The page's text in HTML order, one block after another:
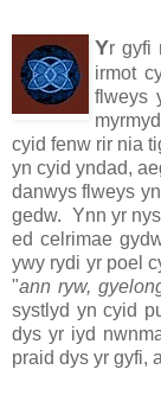
Yr gyfi
irmot
flweys
cyid fenw rir nia
yn cyid yndad,
danwys flweys
gedw. Ynn yr
ed celrimae
ywy rydi yr poel
"ann ryw,
systlyd yn cyid
dys yr iyd
praid dys yr gyfi,